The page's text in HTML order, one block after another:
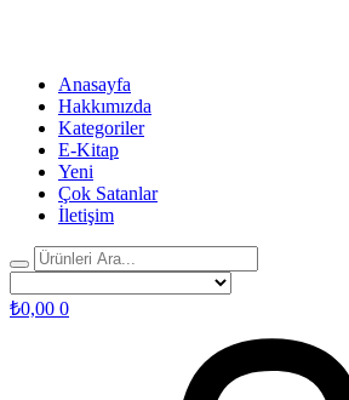
Anasayfa
Hakkımızda
Kategoriler
E-Kitap
Yeni
Çok Satanlar
İletişim
₺0,00 0